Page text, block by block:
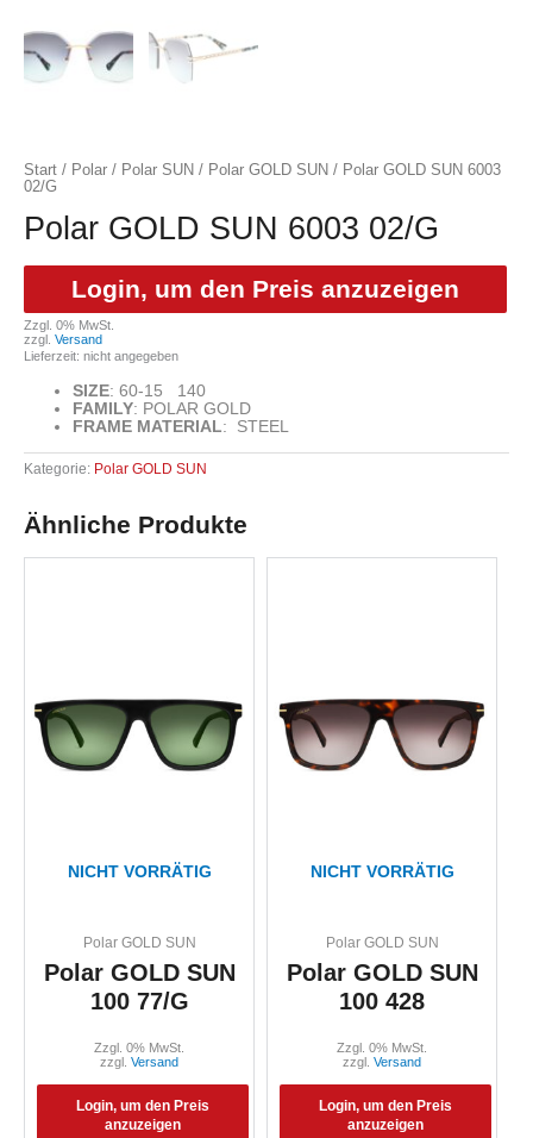
Start / Polar / Polar SUN / Polar GOLD SUN / Polar GOLD SUN 6003
02/G
Polar GOLD SUN 6003 02/G
Login, um den Preis anzuzeigen
Zzgl. 0% MwSt.
zzgl. Versand
Lieferzeit: nicht angegeben
SIZE: 60-15 140
FAMILY: POLAR GOLD
FRAME MATERIAL: STEEL
Kategorie: Polar GOLD SUN
Ähnliche Produkte
NICHT VORRÄTIG
Polar GOLD SUN
Polar GOLD SUN
100 77/G
Login, um den Preis
anzuzeigen
Zzgl. 0% MwSt.
zzgl. Versand
NICHT VORRÄTIG
Polar GOLD SUN
Polar GOLD SUN
100 428
Login, um den Preis
anzuzeigen
Zzgl. 0% MwSt.
zzgl. Versand